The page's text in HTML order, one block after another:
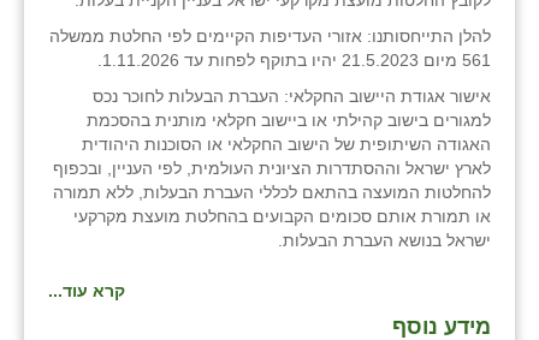
להלן התייחסותנו: אזורי העדיפות הקיימים לפי החלטת ממשלה
561 מיום 21.5.2023 יהיו בתוקף לפחות עד 1.11.2026.
אישור אגודת היישוב החקלאי: העברת הבעלות לחוכר נכס
למגורים בישוב קהילתי או ביישוב חקלאי מותנית בהסכמת
האגודה השיתופית של הישוב החקלאי או הסוכנות היהודית
לארץ ישראל וההסתדרות הציונית העולמית, לפי העניין, ובכפוף
להחלטות המועצה בהתאם לכללי העברת הבעלות, ללא תמורה
או תמורת אותם סכומים הקבועים בהחלטת מועצת מקרקעי
ישראל בנושא העברת הבעלות.
קרא עוד...
מידע נוסף